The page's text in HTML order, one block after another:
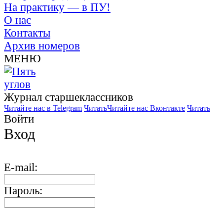
На практику — в ПУ!
О нас
Контакты
Архив номеров
МЕНЮ
Журнал старшекласcников
Читайте нас в Telegram ЧитатьЧитайте нас Вконтакте Читать
Войти
Вход
E-mail:
Пароль: